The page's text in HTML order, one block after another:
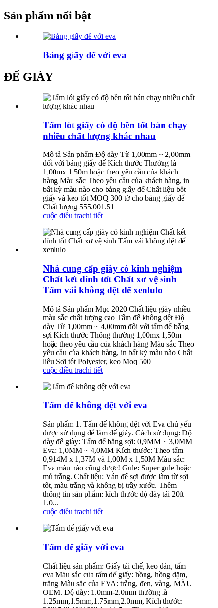
Sản phẩm nổi bật
Bảng giấy đế với eva
ĐẾ GIÀY
Tấm lót giấy có độ bền tốt bán chạy
nhiều chất lượng khác nhau
Mô tả Sản phẩm Độ dày Từ 1,00mm ~ 2,00mm
đối với bảng giấy đế Kích thước Thường là
1,00mx 1,50m hoặc theo yêu cầu của khách
hàng Màu sắc Theo yêu cầu của khách hàng, in
bất kỳ màu nào cho bảng giấy đế Chất liệu bột
giấy và keo tốt MOQ 300 tờ cho bảng giấy đế
Chất lượng 555.001.51
cuộc điều trachi tiết
Nhà cung cấp giày có kinh nghiệm
Chất kết dính tốt Chất xơ vệ sinh
Tấm vải không dệt đế xenlulo
Mô tả Sản phẩm Mục 2020 Chất liệu giày nhiều
màu sắc chất lượng cao Tấm đế không dệt Độ
dày Từ 1,00mm ~ 4,00mm đối với tấm đế bằng
sợi Kích thước Thông thường 1,00mx 1,50m
hoặc theo yêu cầu của khách hàng Màu sắc Theo
yêu cầu của khách hàng, in bất kỳ màu nào Chất
liệu Sợi tốt Polyester, keo Moq 500
cuộc điều trachi tiết
Tấm đế không dệt với eva
Sản phẩm 1. Tấm đế không dệt với Eva chủ yếu
được sử dụng để làm đế giày. Cách sử dụng: Độ
dày đế giày: Tấm đế bằng sợi: 0,9MM ~ 3,0MM
Eva: 1,0MM ~ 4,0MM Kích thước: Theo tấm
0,914M x 1,37M và 1,00M x 1,50M Màu sắc:
Eva màu nào cũng được! Gule: Super gule hoặc
mủ trắng. Chất liệu: Ván đế sợi được làm từ sợi
tốt, màu trắng và không bị trầy xước. Thêm
thông tin sản phẩm: kích thước độ dày tải 20ft
1.0...
cuộc điều trachi tiết
Tấm đế giấy với eva
Chất liệu sản phẩm: Giấy tái chế, keo dán, tấm
eva Màu sắc của tấm đế giấy: hồng, hồng đậm,
trắng Màu sắc của EVA: trắng, đen, vàng, MÀU
OEM. Độ dày: 1.0mm-2.0mm thường là
1.25mm,1.5mm,1.75mm,2.0mm, Kích thước: